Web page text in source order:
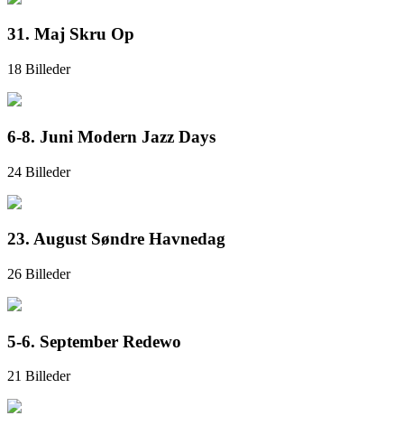
31. Maj Skru Op
18 Billeder
6-8. Juni Modern Jazz Days
24 Billeder
23. August Søndre Havnedag
26 Billeder
5-6. September Redewo
21 Billeder